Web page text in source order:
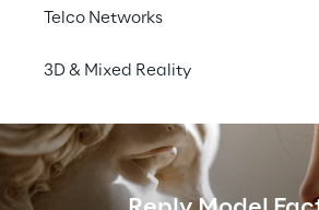
Telco Networks
3D & Mixed Reality
L’Ethical AI Committee di
missione è fornire indirizzi
conformità normativa e
attraverso consulenza,